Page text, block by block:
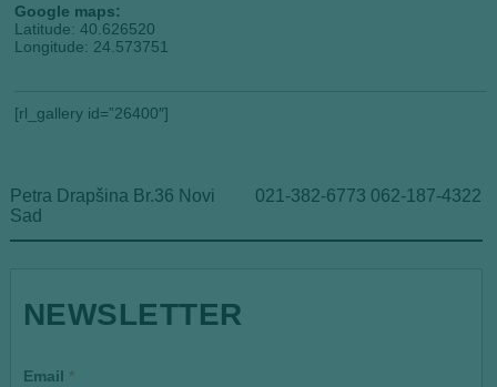
Google maps:
Latitude: 40.626520
Longitude: 24.573751
[rl_gallery id=”26400″]
Petra Drapšina Br.36 Novi
Sad
021-382-6773 062-187-4322
NEWSLETTER
m
Email *